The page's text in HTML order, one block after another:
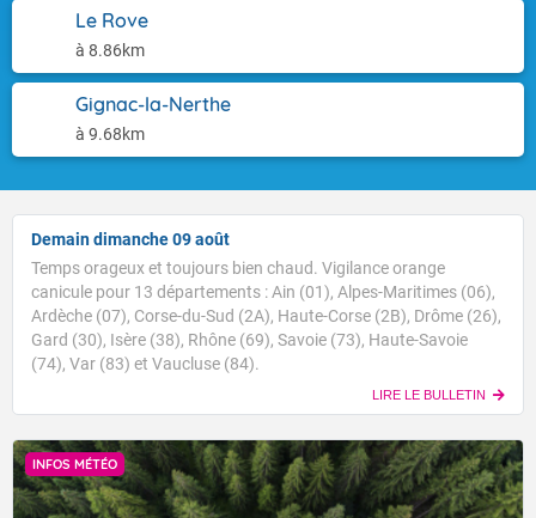
Le Rove
à 8.86km
Gignac-la-Nerthe
à 9.68km
Demain dimanche 09 août
Temps orageux et toujours bien chaud. Vigilance orange
canicule pour 13 départements : Ain (01), Alpes-Maritimes (06),
Ardèche (07), Corse-du-Sud (2A), Haute-Corse (2B), Drôme (26),
Gard (30), Isère (38), Rhône (69), Savoie (73), Haute-Savoie
(74), Var (83) et Vaucluse (84).
LIRE LE BULLETIN
INFOS MÉTÉO